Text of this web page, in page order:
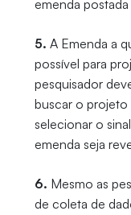
emenda
5. A Emenda a
possível para
pesquisador
buscar o
selecionar o
emenda seja
6. Mesmo as
de coleta de